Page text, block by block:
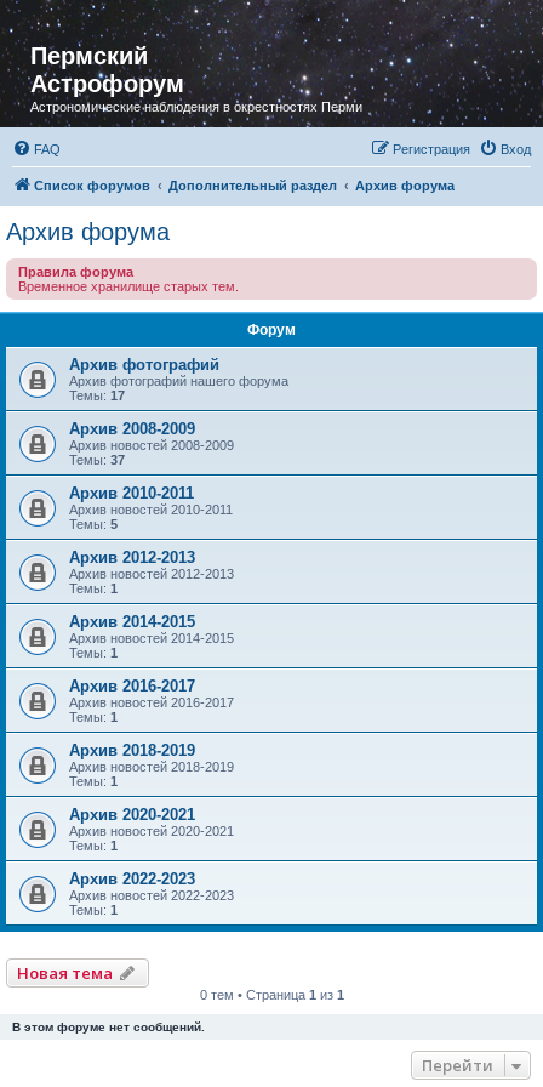
Пермский
Астрофорум
Астрономические наблюдения в окрестностях Перми
FAQ Вход
Регистрация
Список форумов Дополнительный раздел Архив форума
Архив форума
Правила форума
Временное хранилище старых тем.
Форум
Архив фотографий
Архив фотографий нашего форума
Темы: 17
Архив 2008-2009
Архив новостей 2008-2009
Темы: 37
Архив 2010-2011
Архив новостей 2010-2011
Темы: 5
Архив 2012-2013
Архив новостей 2012-2013
Темы: 1
Архив 2014-2015
Архив новостей 2014-2015
Темы: 1
Архив 2016-2017
Архив новостей 2016-2017
Темы: 1
Архив 2018-2019
Архив новостей 2018-2019
Темы: 1
Архив 2020-2021
Архив новостей 2020-2021
Темы: 1
Архив 2022-2023
Архив новостей 2022-2023
Темы: 1
Новая тема
0 тем • Страница 1 из 1
В этом форуме нет сообщений.
Перейти